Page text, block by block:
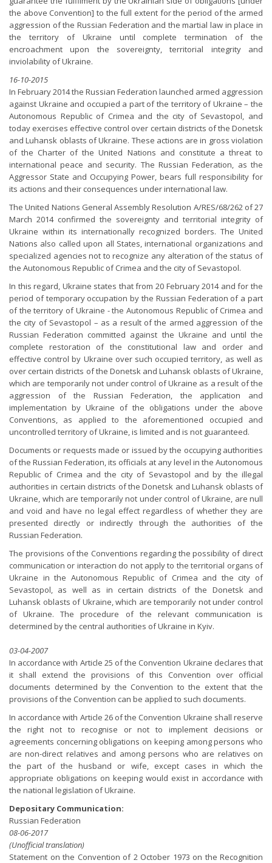
the above Convention] to the full extent for the period of the armed
aggression of the Russian Federation and the martial law in place in
the territory of Ukraine until complete termination of the
encroachment upon the sovereignty, territorial integrity and
inviolability of Ukraine.
16-10-2015
In February 2014 the Russian Federation launched armed aggression
against Ukraine and occupied a part of the territory of Ukraine – the
Autonomous Republic of Crimea and the city of Sevastopol, and
today exercises effective control over certain districts of the Donetsk
and Luhansk oblasts of Ukraine. These actions are in gross violation
of the Charter of the United Nations and constitute a threat to
international peace and security. The Russian Federation, as the
Aggressor State and Occupying Power, bears full responsibility for
its actions and their consequences under international law.
The United Nations General Assembly Resolution A/RES/68/262 of 27
March 2014 confirmed the sovereignty and territorial integrity of
Ukraine within its internationally recognized borders. The United
Nations also called upon all States, international organizations and
specialized agencies not to recognize any alteration of the status of
the Autonomous Republic of Crimea and the city of Sevastopol.
In this regard, Ukraine states that from 20 February 2014 and for the
period of temporary occupation by the Russian Federation of a part
of the territory of Ukraine - the Autonomous Republic of Crimea and
the city of Sevastopol – as a result of the armed aggression of the
Russian Federation committed against the Ukraine and until the
complete restoration of the constitutional law and order and
effective control by Ukraine over such occupied territory, as well as
over certain districts of the Donetsk and Luhansk oblasts of Ukraine,
which are temporarily not under control of Ukraine as a result of the
aggression of the Russian Federation, the application and
implementation by Ukraine of the obligations under the above
Conventions, as applied to the aforementioned occupied and
uncontrolled territory of Ukraine, is limited and is not guaranteed.
Documents or requests made or issued by the occupying authorities
of the Russian Federation, its officials at any level in the Autonomous
Republic of Crimea and the city of Sevastopol and by the illegal
authorities in certain districts of the Donetsk and Luhansk oblasts of
Ukraine, which are temporarily not under control of Ukraine, are null
and void and have no legal effect regardless of whether they are
presented directly or indirectly through the authorities of the
Russian Federation.
The provisions of the Conventions regarding the possibility of direct
communication or interaction do not apply to the territorial organs of
Ukraine in the Autonomous Republic of Crimea and the city of
Sevastopol, as well as in certain districts of the Donetsk and
Luhansk oblasts of Ukraine, which are temporarily not under control
of Ukraine. The procedure of the relevant communication is
determined by the central authorities of Ukraine in Kyiv.
03-04-2007
In accordance with Article 25 of the Convention Ukraine declares that
it shall extend the provisions of this Convention over official
documents determined by the Convention to the extent that the
provisions of the Convention can be applied to such documents.
In accordance with Article 26 of the Convention Ukraine shall reserve
the right not to recognise or not to implement decisions or
agreements concerning obligations on keeping among persons who
are non-direct relatives and among persons who are relatives on
the part of the husband or wife, except cases in which the
appropriate obligations on keeping would exist in accordance with
the national legislation of Ukraine.
Depositary Communication:
Russian Federation
08-06-2017
(Unofficial translation)
Statement on the Convention of 2 October 1973 on the Recognition